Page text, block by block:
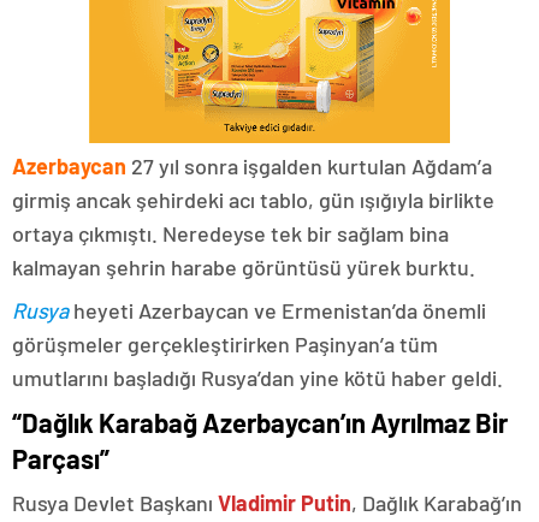
Azerbaycan 27 yıl sonra işgalden kurtulan Ağdam’a
girmiş ancak şehirdeki acı tablo, gün ışığıyla birlikte
ortaya çıkmıştı. Neredeyse tek bir sağlam bina
kalmayan şehrin harabe görüntüsü yürek burktu.
Rusyaheyeti Azerbaycan ve Ermenistan’da önemli
görüşmeler gerçekleştirirken Paşinyan’a tüm
umutlarını başladığı Rusya’dan yine kötü haber geldi.
“Dağlık Karabağ Azerbaycan’ın Ayrılmaz Bir
Parçası”
Rusya Devlet Başkanı Vladimir Putin, Dağlık Karabağ’ın